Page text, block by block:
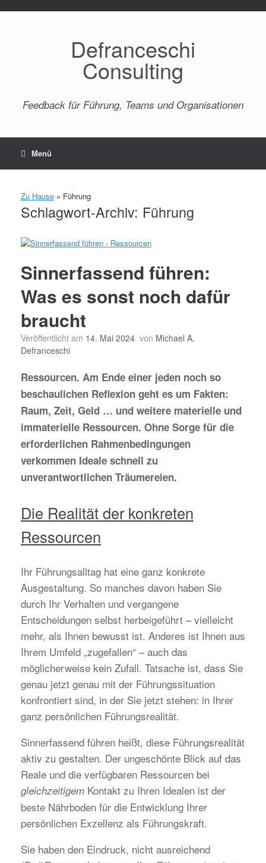
Defranceschi
Consulting
Feedback für Führung, Teams und Organisationen
Menü
Zu Hause » Führung
Schlagwort-Archiv: Führung
Sinnerfassend führen:
Was es sonst noch dafür
braucht
Veröffentlicht am 14. Mai 2024 von Michael A.
Defranceschi
Ressourcen. Am Ende einer jeden noch so
beschaulichen Reflexion geht es um Fakten:
Raum, Zeit, Geld … und weitere materielle und
immaterielle Ressourcen. Ohne Sorge für die
erforderlichen Rahmenbedingungen
verkommen Ideale schnell zu
unverantwortlichen Träumereien.
Die Realität der konkreten
Ressourcen
Ihr Führungsalltag hat eine ganz konkrete
Ausgestaltung. So manches davon haben Sie
durch Ihr Verhalten und vergangene
Entscheidungen selbst herbeigeführt – vielleicht
mehr, als Ihnen bewusst ist. Anderes ist Ihnen aus
Ihrem Umfeld „zugefallen“ – auch das
möglicherweise kein Zufall. Tatsache ist, dass Sie
genau jetzt genau mit der Führungssituation
konfrontiert sind, in der Sie jetzt stehen: in Ihrer
ganz persönlichen Führungsrealität.
Sinnerfassend führen heißt, diese Führungsrealität
aktiv zu gestalten. Der ungeschönte Blick auf das
Reale und die verfügbaren Ressourcen bei
gleichzeitigem Kontakt zu Ihren Idealen ist der
beste Nährboden für die Entwicklung Ihrer
persönlichen Exzellenz als Führungskraft.
Sie haben den Eindruck, nicht ausreichend